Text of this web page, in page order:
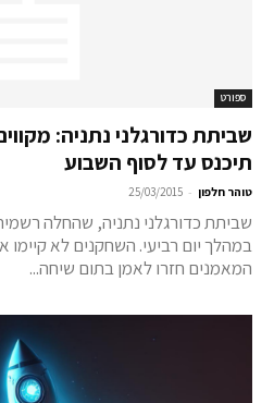
ספורט
שביתת כדורגלני נתניה:
תיכנס עד לסוף השבוע
טוהר חלפון -
25/03/2015
שביתת כדורגלני נתניה, שהחלה
במהלך יום רביעי. השחקנים לא קיימו
המאמנים חזרו לאמן בתום שיחה...